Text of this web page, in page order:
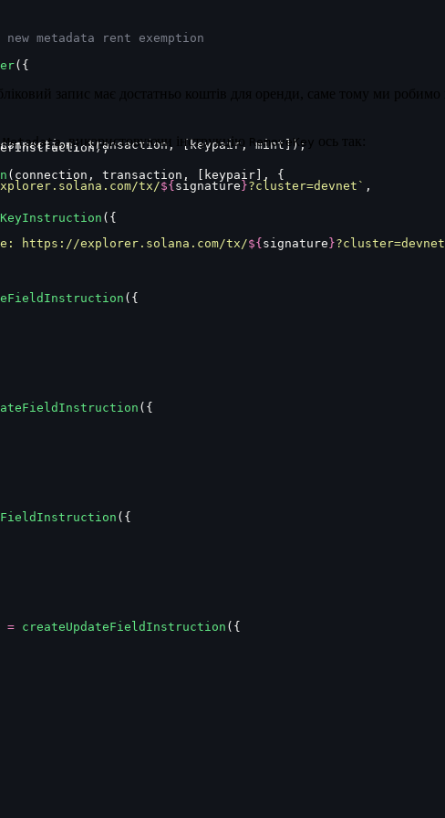
transaction, [keypair, mint]);
tx/
${signature}?cluster=devnet` ,
metadata rent exemption
({
(connection, transaction, [keypair], {
https://explorer.solana.com/tx/
${ signature }
({
({
({
= createUpdateFieldInstruction ({
запис має достатньо коштів для оренди, саме тому ми
, використовуючи інструкцію RemoveKey ось так:
({